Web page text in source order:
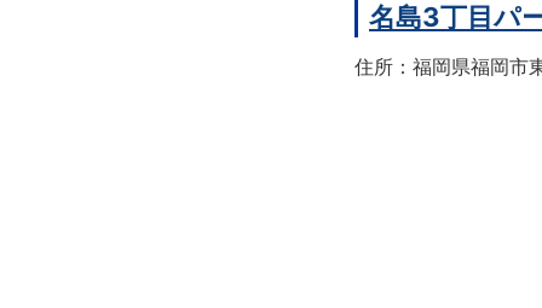
名島3丁目パ
住所：福岡県福岡市